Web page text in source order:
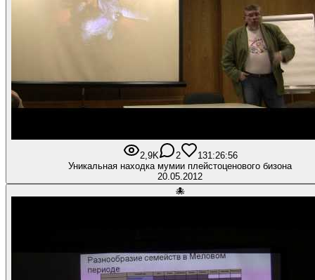
2,9K 2 131:26:56
Уникальная находка мумии плейстоценового бизона
20.05.2012
🐙